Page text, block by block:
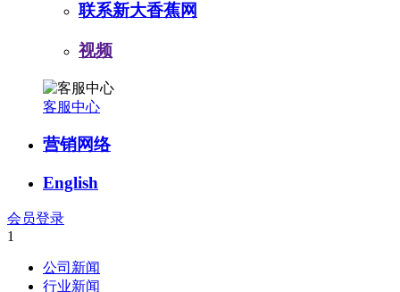
联系新大香蕉网
视频
客服中心
营销网络
English
会员登录
1
公司新闻
行业新闻